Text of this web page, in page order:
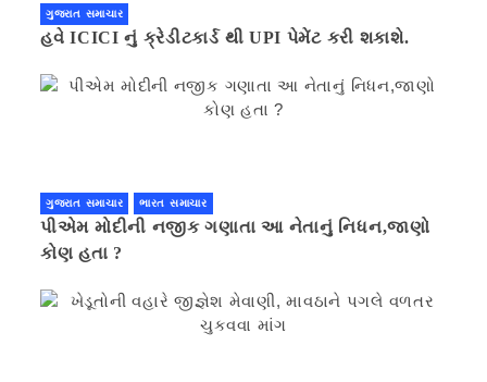
ગુજરાત સમાચાર
હવે ICICI નું ક્રેડીટકાર્ડ થી UPI પેમેંટ કરી શકાશે.
ગુજરાત સમાચાર ભારત સમાચાર
પીએમ મોદીની નજીક ગણાતા આ નેતાનું નિધન,જાણો
કોણ હતા ?